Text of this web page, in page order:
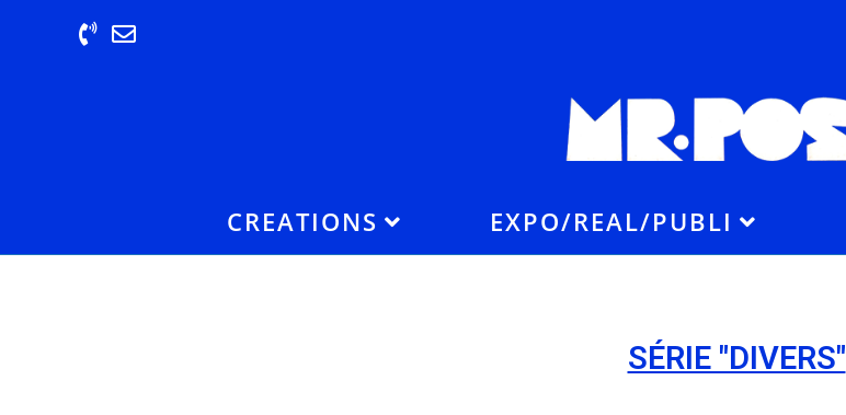
CREATIONS EXPO/REAL/PUBLI
SÉRIE "DIVERS"